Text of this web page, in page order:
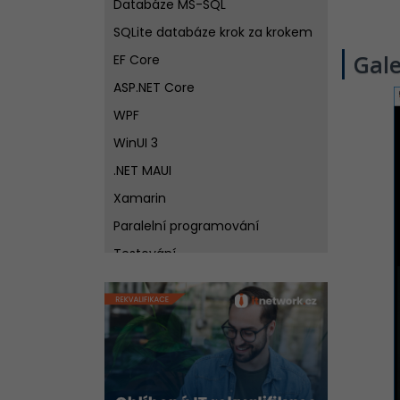
Databáze MS-SQL
SQLite databáze krok za krokem
EF Core
ASP.NET Core
WPF
WinUI 3
.NET MAUI
Xamarin
Paralelní programování
Testování
Windows Forms
Windows Store Aplikace
Práce se sítí
Best practices pro návrh
softwaru v C# .NET